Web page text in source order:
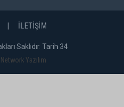
İLETİŞİM
Saklıdır. Tarih 34
Network Yazılım